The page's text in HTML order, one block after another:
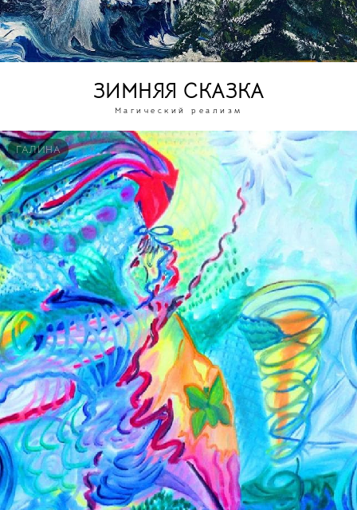
ЗИМНЯЯ СКАЗКА
Магический реализм
ГАЛИНА